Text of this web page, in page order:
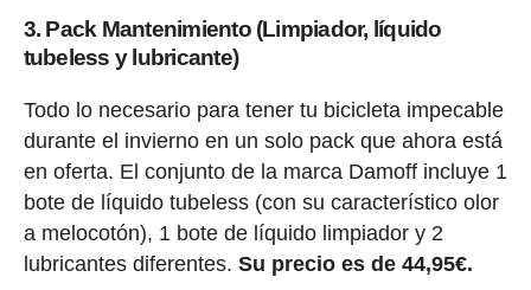
3. Pack Mantenimiento (Limpiador, líquido
tubeless y lubricante)
Todo lo necesario para tener tu bicicleta impecable
durante el invierno en un solo pack que ahora está
en oferta. El conjunto de la marca Damoff incluye 1
bote de líquido tubeless (con su característico olor
a melocotón), 1 bote de líquido limpiador y 2
lubricantes diferentes. Su precio es de 44,95€.